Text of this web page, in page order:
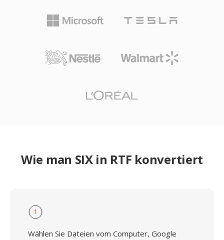
Wie man SIX in RTF konvertiert
1
Wählen Sie Dateien vom Computer, Google